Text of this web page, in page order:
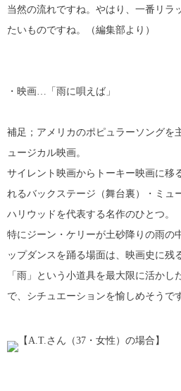
当然の流れですね。やはり、一番リラ
たいものですね。（編集部より）
・映画…「雨に唄えば」
補足；アメリカのポピュラーソングを
ュージカル映画。
サイレント映画からトーキー映画に移
れるバックステージ（舞台裏）・ミュ
ハリウッドを代表する名作のひとつ。
特にジーン・ケリーが土砂降りの雨の
ップダンスを踊る場面は、映画史に残
「雨」という小道具を最大限に活かし
で、シチュエーションを愉しめそうで